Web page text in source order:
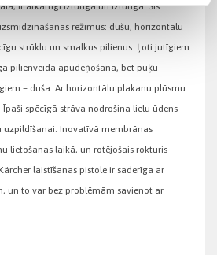
ir ārkārtīgi izturīga un izturīga. Šis
režīmus: dušu, horizontālu
strūklu un smalkus pilienus. Ļoti jutīgiem
pilienveida apūdeņošana, bet puķu
– duša. Ar horizontālu plakanu plūsmu
spēcīgā strāva nodrošina lielu ūdens
uzpildīšanai. Inovatīvā membrānas
lietošanas laikā, un rotējošais rokturis
laistīšanas pistole ir saderīga ar
un to var bez problēmām savienot ar